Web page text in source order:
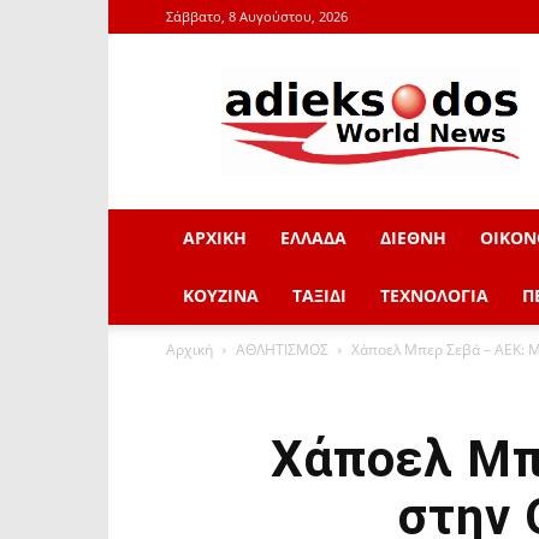
Σάββατο, 8 Αυγούστου, 2026
adieksodos.gr
ΑΡΧΙΚΗ ΕΛΛΑΔΑ ΔΙΕΘΝΗ
ΚΟΥΖΙΝΑ ΤΑΞΙΔΙ ΤΕΧΝΟΛΟΓΙΑ
Αρχική ΑΘΛΗΤΙΣΜΟΣ Χάποελ Μπερ Σεβά – ΑΕΚ:
Χάποελ
στην